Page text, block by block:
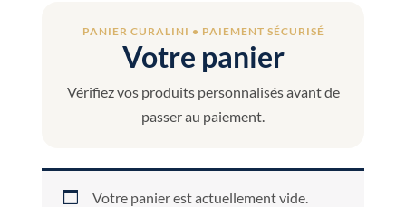
PANIER CURALINI • PAIEMENT SÉCURISÉ
Votre panier
Vérifiez vos produits personnalisés avant de
passer au paiement.
Votre panier est actuellement vide.